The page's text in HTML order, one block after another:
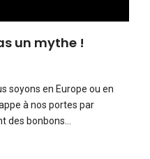
un mythe !
soyons en Europe ou en
à nos portes par
des bonbons…